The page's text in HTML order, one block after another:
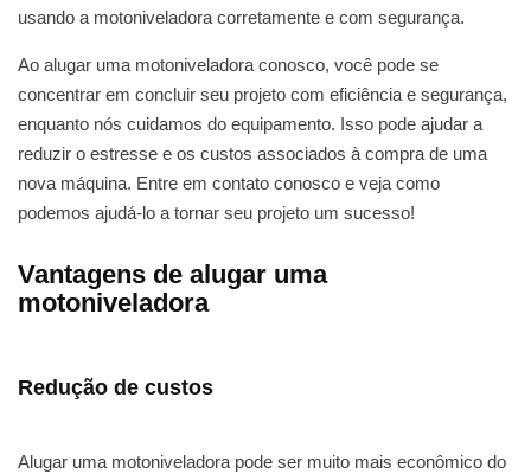
usando a motoniveladora corretamente e com segurança.
Ao alugar uma motoniveladora conosco, você pode se
concentrar em concluir seu projeto com eficiência e segurança,
enquanto nós cuidamos do equipamento. Isso pode ajudar a
reduzir o estresse e os custos associados à compra de uma
nova máquina. Entre em contato conosco e veja como
podemos ajudá-lo a tornar seu projeto um sucesso!
Vantagens de alugar uma
motoniveladora
Redução de custos
Alugar uma motoniveladora pode ser muito mais econômico do